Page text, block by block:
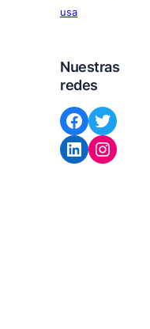
usa
Nuestras
redes
Facebook
Twitter
LinkedIn
Instagram